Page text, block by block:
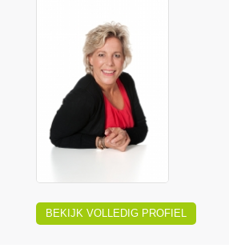
BEKIJK VOLLEDIG PROFIEL